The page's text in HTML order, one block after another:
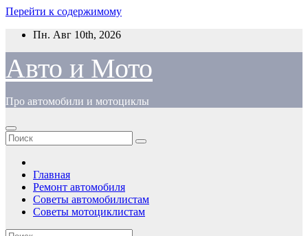
Перейти к содержимому
Пн. Авг 10th, 2026
Авто и Мото
Про автомобили и мотоциклы
Главная
Ремонт автомобиля
Советы автомобилистам
Советы мотоциклистам